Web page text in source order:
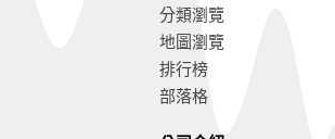
分類瀏覽
地圖瀏覽
排行榜
部落格